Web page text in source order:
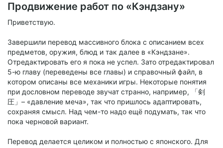
Продвижение работ по «Кэндзану»
Приветствую.
Завершили перевод массивного блока с описанием всех
предметов, оружия, блюд и так далее в «Кэндзане».
Отредактировать его я пока не успел. Зато отредактировал
5-ю главу (переведены все главы) и справочный файл, в
котором описаны все механики игры. Некоторые понятия
при дословном переводе звучат странно, например, 「剣
圧」– «давление меча», так что пришлось адаптировать,
сохраняя смысл. Над чем-то надо ещё подумать, так что
пока черновой вариант.
Перевод делается целиком и полностью с японского. Для